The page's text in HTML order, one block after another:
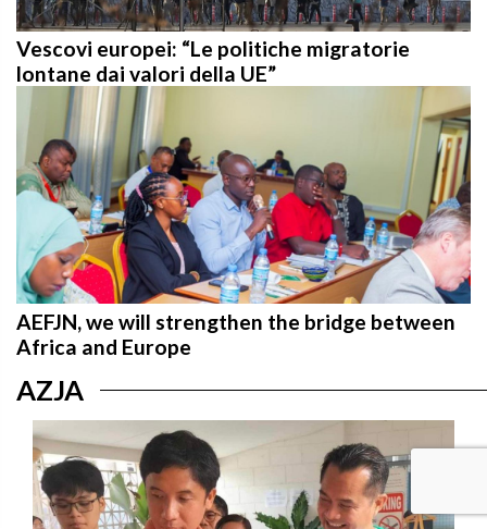
Vescovi europei: “Le politiche migratorie
lontane dai valori della UE”
AEFJN, we will strengthen the bridge between
Africa and Europe